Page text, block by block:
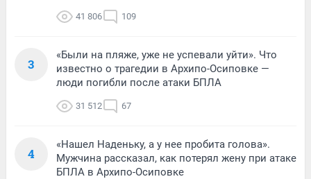
41 806 109
3
«Были на пляже, уже не успевали уйти». Что
известно о трагедии в Архипо-Осиповке —
люди погибли после атаки БПЛА
31 512 67
4
«Нашел Наденьку, а у нее пробита голова».
Мужчина рассказал, как потерял жену при атаке
БПЛА в Архипо-Осиповке